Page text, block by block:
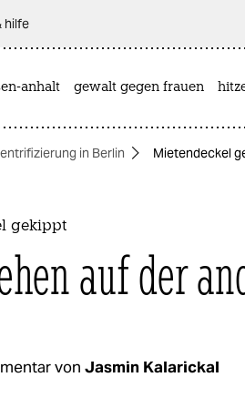
hilfe
anhalt gewalt gegen frauen
in Berlin Mietendeckel
gekippt
auf der
von Jasmin Kalarickal